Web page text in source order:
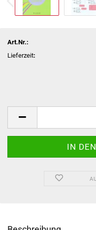
Art.Nr.:
Lieferzeit: